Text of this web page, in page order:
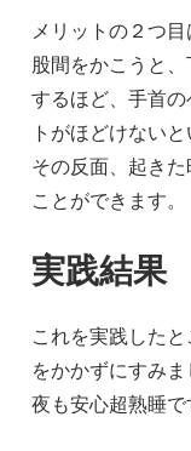
メリットの２つ目
股間をかこうと
するほど、手首
トがほどけないと
その反面、起き
ことができます。
実践結果
これを実践した
をかかずにすみま
夜も安心超熟睡で